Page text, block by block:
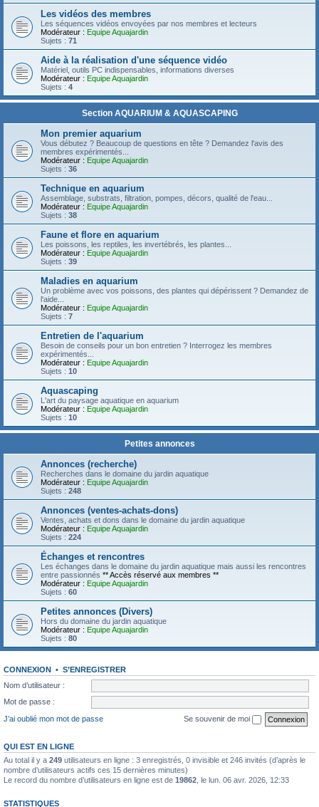
Les vidéos des membres
Les séquences vidéos envoyées par nos membres et lecteurs
Modérateur : Equipe Aquajardin
Sujets : 71
Aide à la réalisation d'une séquence vidéo
Matériel, outils PC indispensables, informations diverses
Modérateur : Equipe Aquajardin
Sujets : 4
Section AQUARIUM & AQUASCAPING
Mon premier aquarium
Vous débutez ? Beaucoup de questions en tête ? Demandez l'avis des
membres expérimentés...
Modérateur : Equipe Aquajardin
Sujets : 36
Technique en aquarium
Assemblage, substrats, filtration, pompes, décors, qualité de l'eau...
Modérateur : Equipe Aquajardin
Sujets : 38
Faune et flore en aquarium
Les poissons, les reptiles, les invertébrés, les plantes...
Modérateur : Equipe Aquajardin
Sujets : 39
Maladies en aquarium
Un problème avec vos poissons, des plantes qui dépérissent ? Demandez de
l'aide...
Modérateur : Equipe Aquajardin
Sujets : 7
Entretien de l'aquarium
Besoin de conseils pour un bon entretien ? Interrogez les membres
expérimentés...
Modérateur : Equipe Aquajardin
Sujets : 10
Aquascaping
L'art du paysage aquatique en aquarium
Modérateur : Equipe Aquajardin
Sujets : 10
Petites annonces
Annonces (recherche)
Recherches dans le domaine du jardin aquatique
Modérateur : Equipe Aquajardin
Sujets : 248
Annonces (ventes-achats-dons)
Ventes, achats et dons dans le domaine du jardin aquatique
Modérateur : Equipe Aquajardin
Sujets : 224
Échanges et rencontres
Les échanges dans le domaine du jardin aquatique mais aussi les rencontres
entre passionnés ** Accès réservé aux membres **
Modérateur : Equipe Aquajardin
Sujets : 60
Petites annonces (Divers)
Hors du domaine du jardin aquatique
Modérateur : Equipe Aquajardin
Sujets : 80
CONNEXION • S’ENREGISTRER
Nom d’utilisateur :
Mot de passe :
J’ai oublié mon mot de passe
Se souvenir de moi
QUI EST EN LIGNE
Au total il y a 249 utilisateurs en ligne : 3 enregistrés, 0 invisible et 246 invités (d’après le
nombre d’utilisateurs actifs ces 15 dernières minutes)
Le record du nombre d’utilisateurs en ligne est de 19862 , le lun. 06 avr. 2026, 12:33
STATISTIQUES